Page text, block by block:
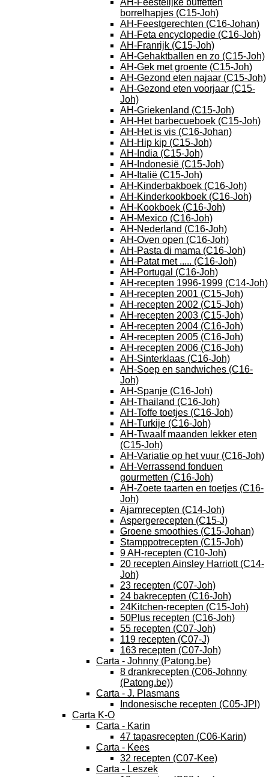
AH-Feestelijke buffetten
borrelhapjes (C15-Joh)
AH-Feestgerechten (C16-Johan)
AH-Feta encyclopedie (C16-Joh)
AH-Franrijk (C15-Joh)
AH-Gehaktballen en zo (C15-Joh)
AH-Gek met groente (C15-Joh)
AH-Gezond eten najaar (C15-Joh)
AH-Gezond eten voorjaar (C15-
Joh)
AH-Griekenland (C15-Joh)
AH-Het barbecueboek (C15-Joh)
AH-Het is vis (C16-Johan)
AH-Hip kip (C15-Joh)
AH-India (C15-Joh)
AH-Indonesië (C15-Joh)
AH-Italië (C15-Joh)
AH-Kinderbakboek (C16-Joh)
AH-Kinderkookboek (C16-Joh)
AH-Kookboek (C16-Joh)
AH-Mexico (C16-Joh)
AH-Nederland (C16-Joh)
AH-Oven open (C16-Joh)
AH-Pasta di mama (C16-Joh)
AH-Patat met ..... (C16-Joh)
AH-Portugal (C16-Joh)
AH-recepten 1996-1999 (C14-Joh)
AH-recepten 2001 (C15-Joh)
AH-recepten 2002 (C15-Joh)
AH-recepten 2003 (C15-Joh)
AH-recepten 2004 (C16-Joh)
AH-recepten 2005 (C16-Joh)
AH-recepten 2006 (C16-Joh)
AH-Sinterklaas (C16-Joh)
AH-Soep en sandwiches (C16-
Joh)
AH-Spanje (C16-Joh)
AH-Thailand (C16-Joh)
AH-Toffe toetjes (C16-Joh)
AH-Turkije (C16-Joh)
AH-Twaalf maanden lekker eten
(C15-Joh)
AH-Variatie op het vuur (C16-Joh)
AH-Verrassend fonduen
gourmetten (C16-Joh)
AH-Zoete taarten en toetjes (C16-
Joh)
Ajamrecepten (C14-Joh)
Aspergerecepten (C15-J)
Groene smoothies (C15-Johan)
Stamppotrecepten (C15-Joh)
9 AH-recepten (C10-Joh)
20 recepten Ainsley Harriott (C14-
Joh)
23 recepten (C07-Joh)
24 bakrecepten (C16-Joh)
24Kitchen-recepten (C15-Joh)
50Plus recepten (C16-Joh)
55 recepten (C07-Joh)
119 recepten (C07-J)
163 recepten (C07-Joh)
Carta - Johnny (Patong.be)
8 drankrecepten (C06-Johnny
(Patong.be))
Carta - J. Plasmans
Indonesische recepten (C05-JPl)
Carta K-O
Carta - Karin
47 tapasrecepten (C06-Karin)
Carta - Kees
32 recepten (C07-Kee)
Carta - Leszek